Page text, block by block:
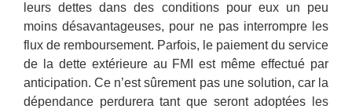
leurs dettes dans des conditions pour eux un peu
moins désavantageuses, pour ne pas interrompre les
flux de remboursement. Parfois, le paiement du service
de la dette extérieure au FMI est même effectué par
anticipation. Ce n’est sûrement pas une solution, car la
dépendance perdurera tant que seront adoptées les